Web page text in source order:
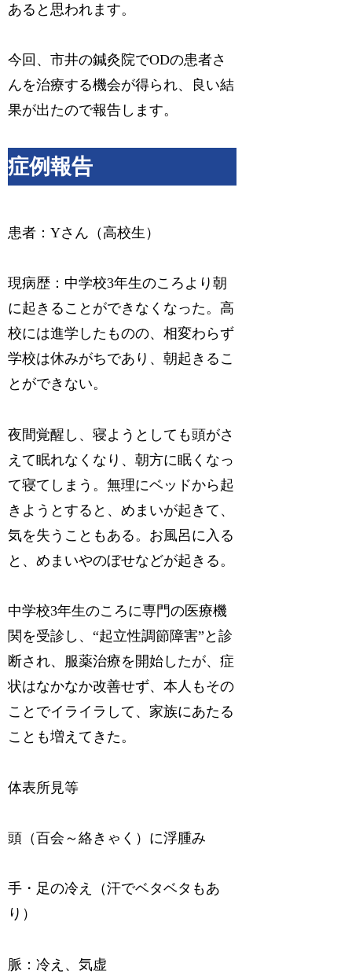
あると思われます。
今回、市井の鍼灸院でODの患者さ
んを治療する機会が得られ、良い結
果が出たので報告します。
症例報告
患者：Yさん（高校生）
現病歴：中学校3年生のころより朝
に起きることができなくなった。高
校には進学したものの、相変わらず
学校は休みがちであり、朝起きるこ
とができない。
夜間覚醒し、寝ようとしても頭がさ
えて眠れなくなり、朝方に眠くなっ
て寝てしまう。無理にベッドから起
きようとすると、めまいが起きて、
気を失うこともある。お風呂に入る
と、めまいやのぼせなどが起きる。
中学校3年生のころに専門の医療機
関を受診し、“起立性調節障害”と診
断され、服薬治療を開始したが、症
状はなかなか改善せず、本人もその
ことでイライラして、家族にあたる
ことも増えてきた。
体表所見等
頭（百会～絡きゃく）に浮腫み
手・足の冷え（汗でベタベタもあ
り）
脈：冷え、気虚